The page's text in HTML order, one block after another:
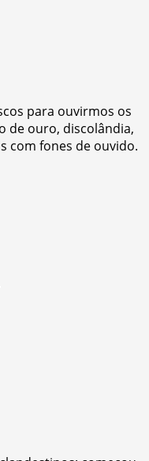
para ouvirmos os
de ouro, discolândia,
com fones de ouvido.